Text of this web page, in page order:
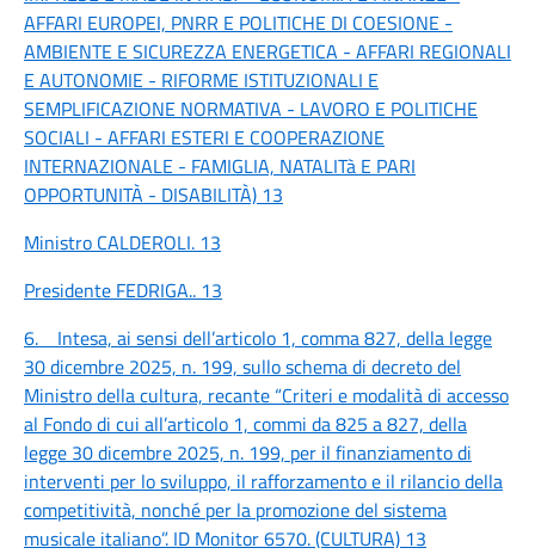
AFFARI EUROPEI, PNRR E POLITICHE DI COESIONE -
AMBIENTE E SICUREZZA ENERGETICA - AFFARI REGIONALI
E AUTONOMIE - RIFORME ISTITUZIONALI E
SEMPLIFICAZIONE NORMATIVA - LAVORO E POLITICHE
SOCIALI - AFFARI ESTERI E COOPERAZIONE
INTERNAZIONALE - FAMIGLIA, NATALITà E PARI
OPPORTUNITÀ - DISABILITÀ) 13
Ministro CALDEROLI. 13
Presidente FEDRIGA.. 13
6. Intesa, ai sensi dell’articolo 1, comma 827, della legge
30 dicembre 2025, n. 199, sullo schema di decreto del
Ministro della cultura, recante “Criteri e modalità di accesso
al Fondo di cui all’articolo 1, commi da 825 a 827, della
legge 30 dicembre 2025, n. 199, per il finanziamento di
interventi per lo sviluppo, il rafforzamento e il rilancio della
competitività, nonché per la promozione del sistema
musicale italiano”. ID Monitor 6570. (CULTURA) 13